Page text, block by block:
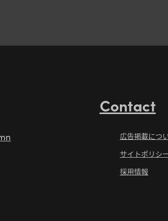
Contact
広告掲載につ
サイトポリシ
採用情報